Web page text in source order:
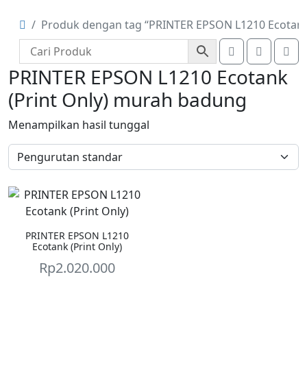
Produk dengan tag “PRINTER EPSON L1210
Account
PRINTER EPSON L1210 Ecotank
(Print Only) murah badung
Menampilkan hasil tunggal
PRINTER EPSON L1210
Ecotank (Print Only)
Rp2.020.000